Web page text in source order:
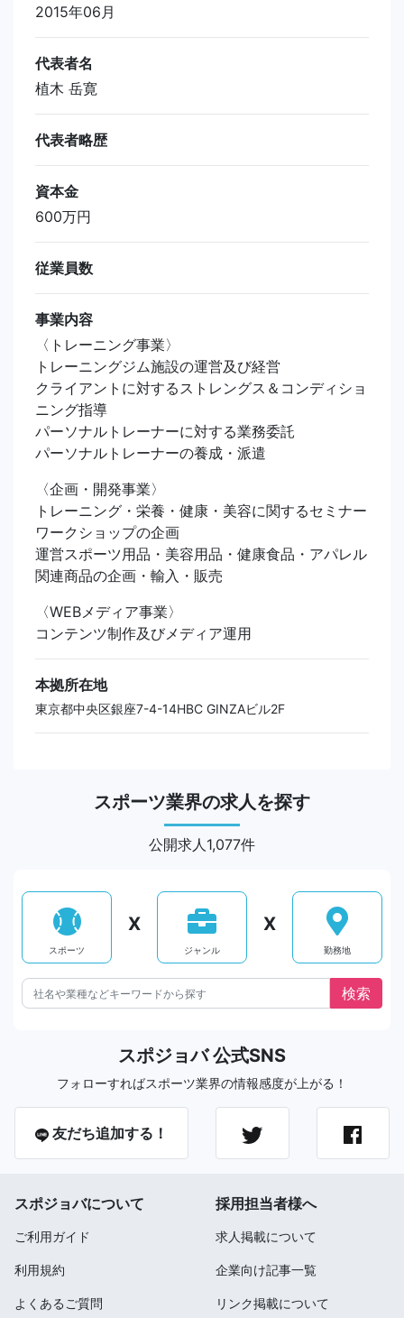
2015年06月
代表者名
植木 岳寛
代表者略歴
資本金
600万円
従業員数
事業内容
〈トレーニング事業〉
トレーニングジム施設の運営及び経営
クライアントに対するストレングス＆コンディショ
ニング指導
パーソナルトレーナーに対する業務委託
パーソナルトレーナーの養成・派遣
〈​企画・開発事業〉
トレーニング・栄養・健康・美容に関するセミナー
ワークショップの企画
運営スポーツ用品・美容用品・健康食品・アパレル
関連商品の企画・輸入・販売
〈WEBメディア事業〉
コンテンツ制作及びメディア運用
本拠所在地
東京都中央区銀座7-4-14HBC GINZAビル2F
スポーツ業界の求人を探す
公開求人1,077件
スポーツ
X
ジャンル
X
勤務地
スポジョバ 公式SNS
フォローすればスポーツ業界の情報感度が上がる！
友だち追加する！
スポジョバについて
ご利用ガイド
利用規約
よくあるご質問
採用担当者様へ
求人掲載について
企業向け記事一覧
リンク掲載について